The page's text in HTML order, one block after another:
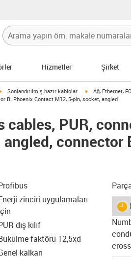
Hizmetler Şirket
igus-icon-arrow-right
Sonlandırılmış hazır kablolar igus-icon-arrow-
Ağ, Ethernet,
B: Phoenix Contact M12, 5-pin, socket, angled
cables, PUR,
connector
zinciri uygulamaları
dış kılıf
faktörü 12,5xd
kalkan